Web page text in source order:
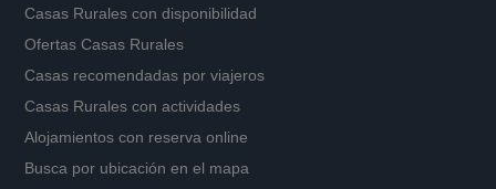
Casas Rurales con disponibilidad
Ofertas Casas Rurales
Casas recomendadas por viajeros
Casas Rurales con actividades
Alojamientos con reserva online
Busca por ubicación en el mapa